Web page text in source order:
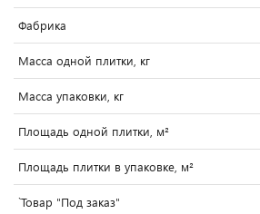
Фабрика
Масса одной плитки, кг
Масса упаковки, кг
Площадь одной плитки, м²
Площадь плитки в упаковке, м²
`Товар "Под заказ"